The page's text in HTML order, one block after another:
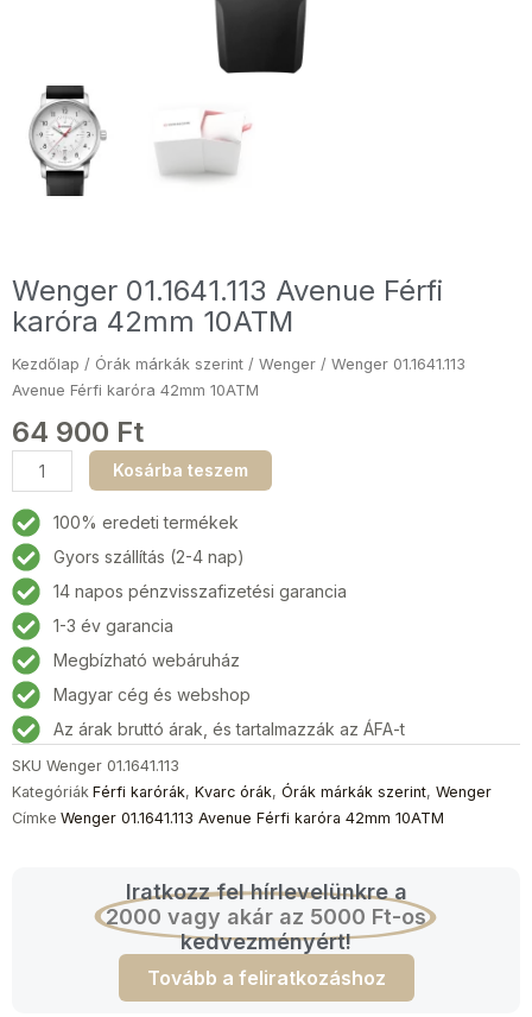
Wenger 01.1641.113 Avenue Férfi
karóra 42mm 10ATM
Kezdőlap / Órák márkák szerint / Wenger / Wenger 01.1641.113
Avenue Férfi karóra 42mm 10ATM
64 900 Ft
Wenger
01.1641.113
Avenue
Férfi
karóra
42mm
10ATM
mennyiség
Kosárba teszem
100% eredeti termékek
Gyors szállítás (2-4 nap)
14 napos pénzvisszafizetési garancia
1-3 év garancia
Megbízható webáruház
Magyar cég és webshop
Az árak bruttó árak, és tartalmazzák az ÁFA-t
SKU Wenger 01.1641.113
Kategóriák Férfi karórák, Kvarc órák, Órák márkák szerint, Wenger
Címke Wenger 01.1641.113 Avenue Férfi karóra 42mm 10ATM
Iratkozz fel hírlevelünkre a
2000 vagy akár az 5000 Ft-os
kedvezményért!
Tovább a feliratkozáshoz